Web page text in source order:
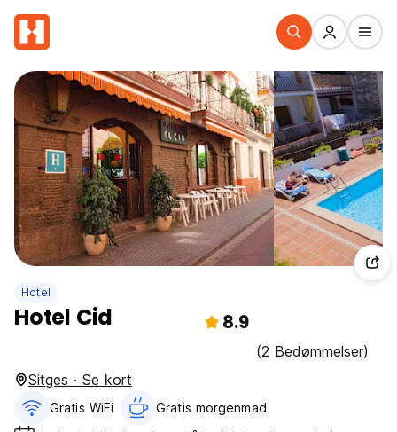
Hotel
Hotel Cid 8.9
(2 Bedømmelser)
Sitges · Se kort
Gratis WiFi Gratis morgenmad‎